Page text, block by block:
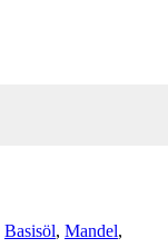
Basisöl, Mandel,